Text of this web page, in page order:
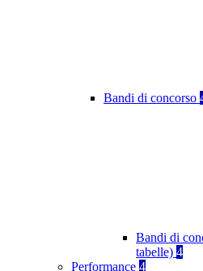
Bandi di concorso
Bandi di
tabelle) 4
Performance 4